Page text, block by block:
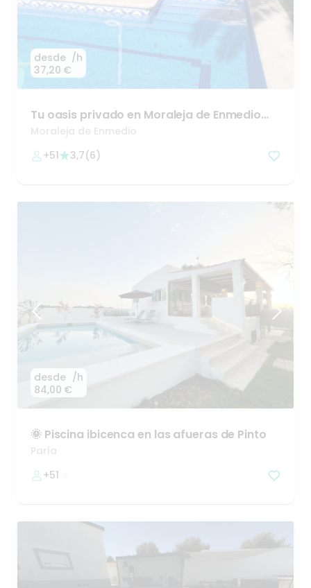
desde
37,20 €
/h
Tu oasis privado en Moraleja de Enmedio
(Madrid) 🌿
Moraleja de Enmedio
+51
3,7(6)
desde
84,00 €
/h
🌞 Piscina ibicenca en las afueras de Pinto
Parla
+51